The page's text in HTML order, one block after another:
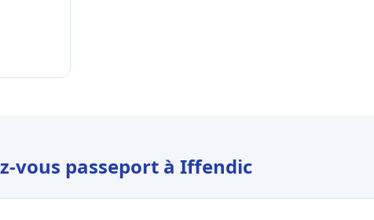
vous passeport à Iffendic